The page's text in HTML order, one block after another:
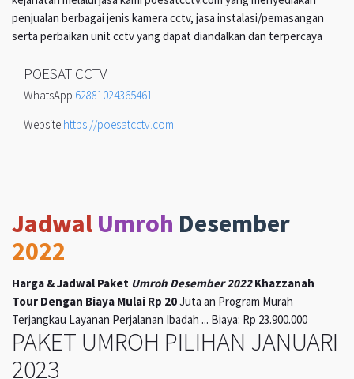
penjualan berbagai jenis kamera cctv, jasa instalasi/pemasangan
serta perbaikan unit cctv yang dapat diandalkan dan terpercaya
POESAT CCTV
WhatsApp 62881024365461
Website https://poesatcctv.com
Jadwal Umroh Desember
2022
Harga & Jadwal Paket Umroh Desember 2022Khazzanah
Tour Dengan Biaya Mulai Rp 20Juta an Program Murah
Terjangkau Layanan Perjalanan Ibadah ... Biaya: Rp 23.900.000
PAKET UMROH PILIHAN JANUARI
2023